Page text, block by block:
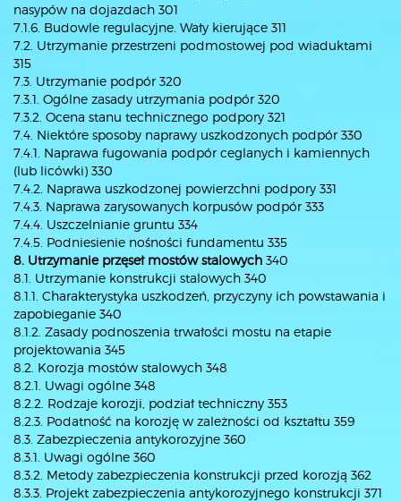
nasypów na dojazdach 301
7.1.6. Budowle regulacyjne. Wały kierujące 311
7.2. Utrzymanie przestrzeni podmostowej pod wiaduktami
315
7.3. Utrzymanie podpór 320
7.3.1. Ogólne zasady utrzymania podpór 320
7.3.2. Ocena stanu technicznego podpory 321
7.4. Niektóre sposoby naprawy uszkodzonych podpór 330
7.4.1. Naprawa fugowania podpór ceglanych i kamiennych
(lub licówki) 330
7.4.2. Naprawa uszkodzonej powierzchni podpory 331
7.4.3. Naprawa zarysowanych korpusów podpór 333
7.4.4. Uszczelnianie gruntu 334
7.4.5. Podniesienie nośności fundamentu 335
8. Utrzymanie przęseł mostów stalowych 340
8.1. Utrzymanie konstrukcji stalowych 340
8.1.1. Charakterystyka uszkodzeń, przyczyny ich powstawania i
zapobieganie 340
8.1.2. Zasady podnoszenia trwałości mostu na etapie
projektowania 345
8.2. Korozja mostów stalowych 348
8.2.1. Uwagi ogólne 348
8.2.2. Rodzaje korozji, podział techniczny 353
8.2.3. Podatność na korozję w zależności od kształtu 359
8.3. Zabezpieczenia antykorozyjne 360
8.3.1. Uwagi ogólne 360
8.3.2. Metody zabezpieczenia konstrukcji przed korozją 362
8.3.3. Projekt zabezpieczenia antykorozyjnego konstrukcji 371